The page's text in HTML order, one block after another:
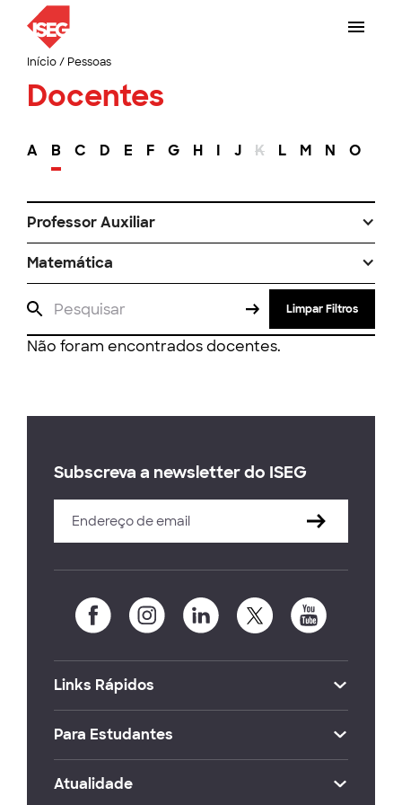
Início/ Pessoas
Docentes
A B C D E F G H I J K L M N O
Professor Auxiliar
Matemática
Limpar Filtros
Não foram encontrados docentes.
Subscreva a newsletter do ISEG
Links Rápidos
Para Estudantes
Atualidade